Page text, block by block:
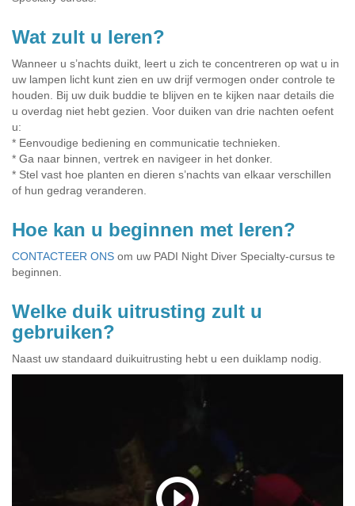
Wat zult u leren?
Wanneer u s’nachts duikt, leert u zich te concentreren op wat u in
uw lampen licht kunt zien en uw drijf vermogen onder controle te
houden. Bij uw duik buddie te blijven en te kijken naar details die
u overdag niet hebt gezien. Voor duiken van drie nachten oefent
u:
* Eenvoudige bediening en communicatie technieken.
* Ga naar binnen, vertrek en navigeer in het donker.
* Stel vast hoe planten en dieren s’nachts van elkaar verschillen
of hun gedrag veranderen.
Hoe kan u beginnen met leren?
CONTACTEER ONS om uw PADI Night Diver Specialty-cursus te
beginnen.
Welke duik uitrusting zult u
gebruiken?
Naast uw standaard duikuitrusting hebt u een duiklamp nodig.